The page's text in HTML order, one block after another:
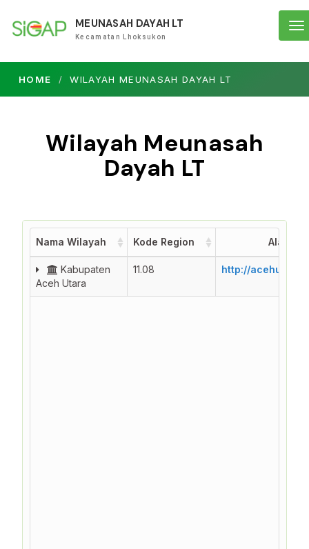
MEUNASAH DAYAH LT
Kecamatan Lhoksukon
HOME WILAYAH MEUNASAH DAYAH LT
Wilayah Meunasah
Dayah LT
Nama Wilayah Kode Region Alamat
Nama Wilayah Kode Region Alamat
Kabupaten
Aceh Utara
11.08 http://